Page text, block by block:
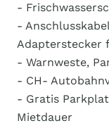
-
-
Adapterstecker
- Warnweste,
- CH-
- Gratis
Mietdauer